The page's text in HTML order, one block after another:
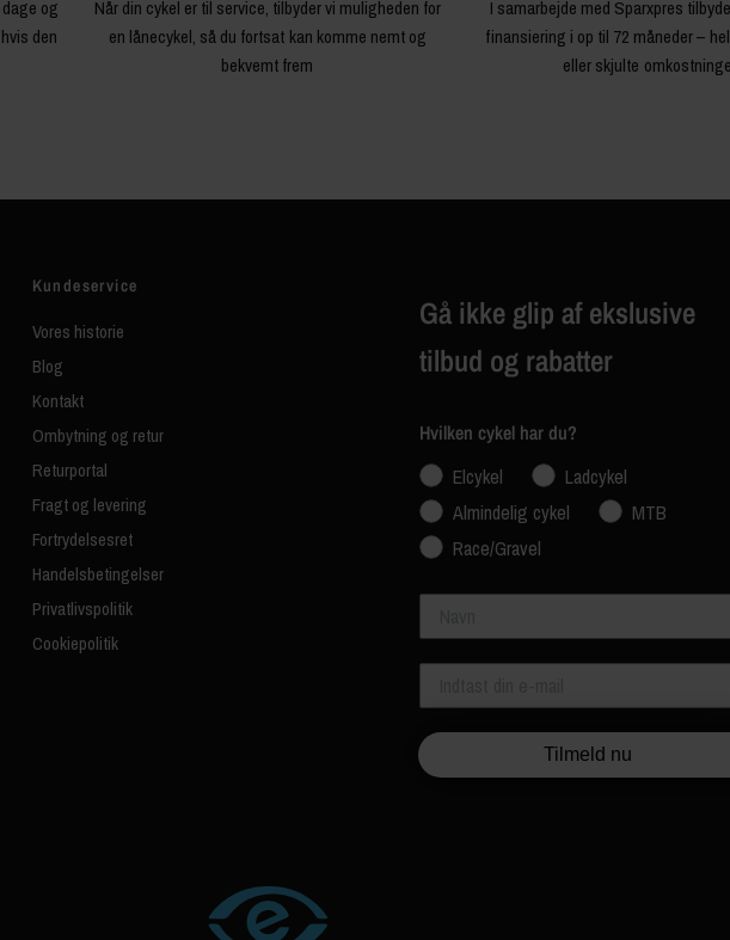
og
den
Når din cykel er til service, tilbyder vi muligheden for
en lånecykel, så du fortsat kan komme nemt og
bekvemt frem
I samarbejde med Sparxpres
finansiering i op til 72 måneder –
eller skjulte
Kundeservice
Vores historie
Blog
Kontakt
Ombytning og retur
Returportal
Fragt og levering
Fortrydelsesret
Handelsbetingelser
Privatlivspolitik
Cookiepolitik
Gå ikke glip af ekslusive
tilbud og rabatter
Hvilken cykel har du?
Elcykel
Ladcykel
Almindelig cykel
MTB
Race/Gravel
Tilmeld nu